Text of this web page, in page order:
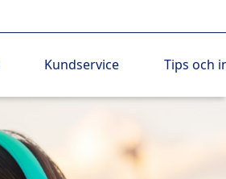
Kundservice Tips och